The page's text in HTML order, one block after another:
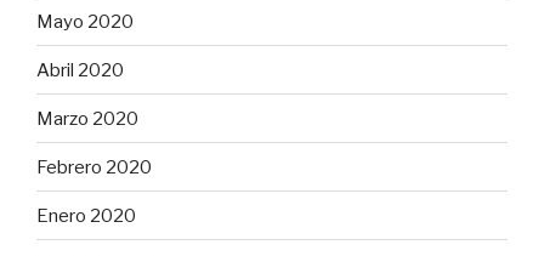
Mayo 2020
Abril 2020
Marzo 2020
Febrero 2020
Enero 2020